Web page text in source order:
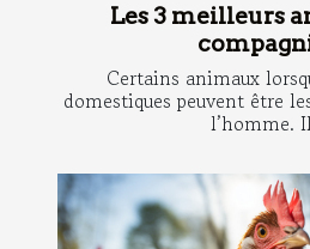
Les 3 meilleurs
Certains animaux
domestiques peuvent être
l’homme.